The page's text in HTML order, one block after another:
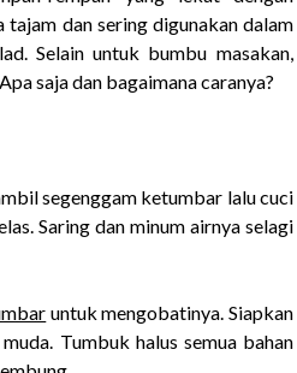
tajam dan sering digunakan dalam
Selain untuk bumbu masakan,
saja dan bagaimana caranya?
segenggam ketumbar lalu cuci
Saring dan minum airnya selagi
untuk mengobatinya. Siapkan
Tumbuk halus semua bahan